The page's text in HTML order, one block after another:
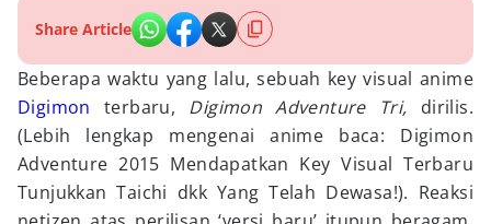
Share Article
Beberapa waktu yang lalu, sebuah key visual anime
Digimon terbaru, Digimon Adventure Tri, dirilis.
(Lebih lengkap mengenai anime baca: Digimon
Adventure 2015 Mendapatkan Key Visual Terbaru
Tunjukkan Taichi dkk Yang Telah Dewasa!). Reaksi